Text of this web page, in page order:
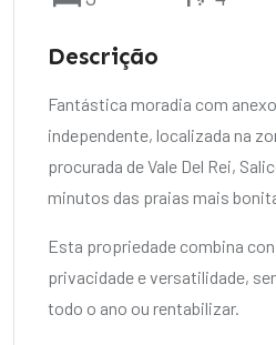
Descrição
Fantástica moradia com
independente, localizada na
procurada de Vale Del Rei,
minutos das praias mais
Esta propriedade combina
privacidade e versatilidade,
todo o ano ou rentabilizar.